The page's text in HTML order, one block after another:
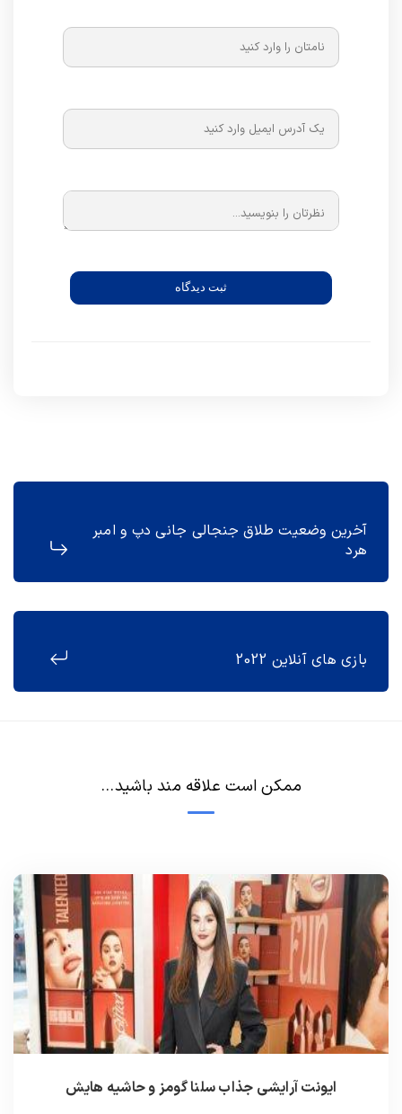
ثبت دیدگاه
آخرین وضعیت طلاق جنجالی جانی دپ و امبر
هرد
بازی های آنلاین 2022
ممکن است علاقه مند باشید...
ایونت آرایشی جذاب سلنا گومز و حاشیه هایش